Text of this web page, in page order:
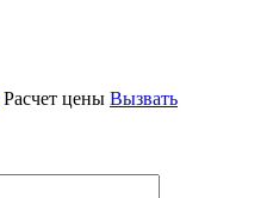
Расчет цены Вызвать